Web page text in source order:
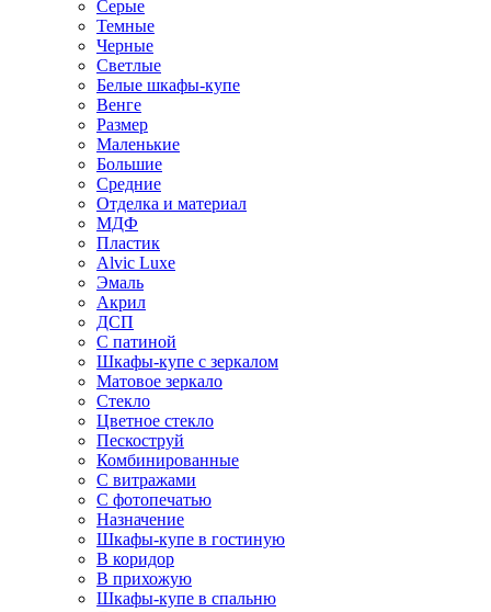
Серые
Темные
Черные
Светлые
Белые шкафы-купе
Венге
Размер
Маленькие
Большие
Средние
Отделка и материал
МДФ
Пластик
Alvic Luxe
Эмаль
Акрил
ДСП
С патиной
Шкафы-купе с зеркалом
Матовое зеркало
Стекло
Цветное стекло
Пескоструй
Комбинированные
С витражами
С фотопечатью
Назначение
Шкафы-купе в гостиную
В коридор
В прихожую
Шкафы-купе в спальню